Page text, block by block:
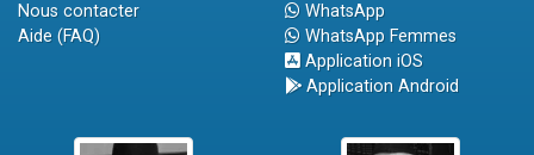
Nous contacter
Aide (FAQ)
WhatsApp
WhatsApp Femmes
Application iOS
Application Android